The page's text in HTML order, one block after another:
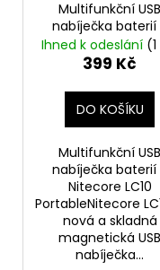
Multifunkční USB
nabíječka
Nitecore LC10
Magnetic Outdoor
Ihned k odeslání
399 Kč
DO KOŠÍKU
Multifunkční USB
nabíječka
Nitecore LC10
PortableNitecore
nová a skladná
magnetická USB
nabíječka...